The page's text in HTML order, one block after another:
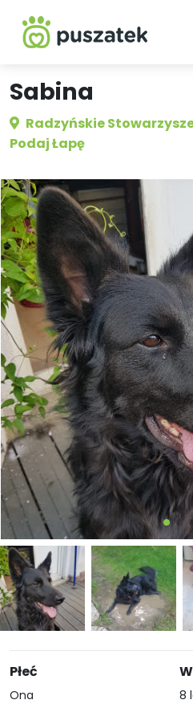
Sabina
Radzyńskie
Podaj Łapę
Płeć
Ona 8